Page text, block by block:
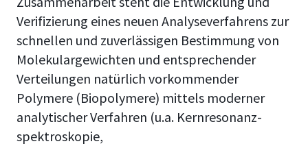
Verifizierung eines neuen Analyseverfahrens zur
schnellen und zuverlässigen Bestimmung von
Molekulargewichten und entsprechender
Verteilungen natürlich vorkommender
Polymere (Biopolymere) mittels moderner
analytischer Verfahren (u.a. Kernresonanz-
spektroskopie,